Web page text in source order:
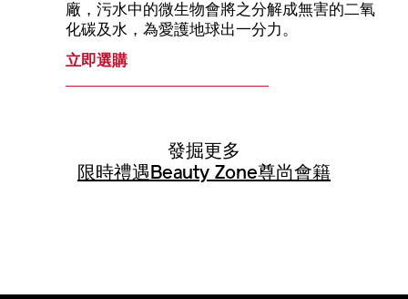
廠，污水中的微生物會將之分解成無害的二氧
化碳及水，為愛護地球出一分力。
立即選購
發掘更多
限時禮遇Beauty Zone尊尚會籍